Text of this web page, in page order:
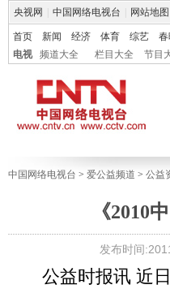
央视网 中国网络电视台 网站地图
首页 新闻 经济 体育 综艺
电视
频道大全 栏目大全 节目
中国网络电视台 > 爱公益频道 > 公益
《2010
发布时间
公益时报讯 近日